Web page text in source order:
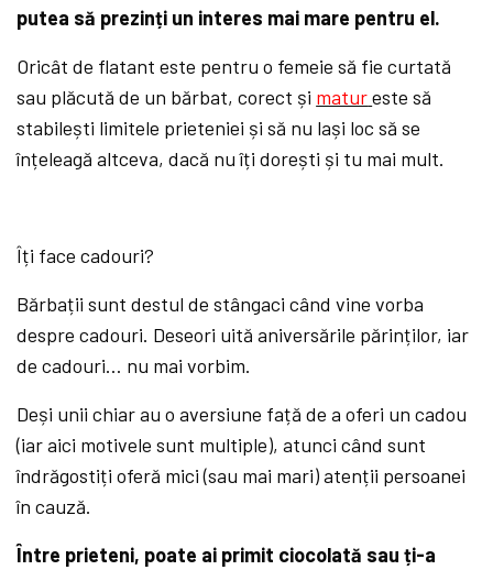
putea să prezinți un interes mai mare pentru el.
Oricât de flatant este pentru o femeie să fie curtată
sau plăcută de un bărbat, corect și matureste să
stabilești limitele prieteniei și să nu lași loc să se
înțeleagă altceva, dacă nu îți dorești și tu mai mult.
Îți face cadouri?
Bărbații sunt destul de stângaci când vine vorba
despre cadouri. Deseori uită aniversările părinților, iar
de cadouri… nu mai vorbim.
Deși unii chiar au o aversiune față de a oferi un cadou
(iar aici motivele sunt multiple), atunci când sunt
îndrăgostiți oferă mici (sau mai mari) atenții persoanei
în cauză.
Între prieteni, poate ai primit ciocolată sau ți-a